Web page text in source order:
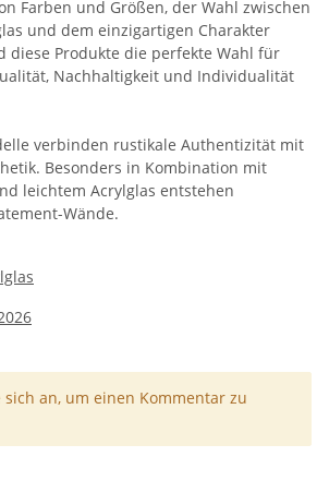
Farben und Größen, der Wahl zwischen
und dem einzigartigen Charakter
diese Produkte die perfekte Wahl für
Nachhaltigkeit und Individualität
verbinden rustikale Authentizität mit
Besonders in Kombination mit
leichtem Acrylglas entstehen
Wände.
sich an, um einen Kommentar zu